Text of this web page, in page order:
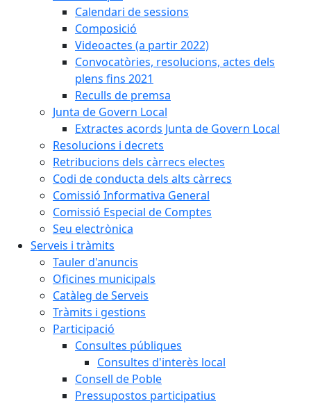
Calendari de sessions
Composició
Videoactes (a partir 2022)
Convocatòries, resolucions, actes dels
plens fins 2021
Reculls de premsa
Junta de Govern Local
Extractes acords Junta de Govern Local
Resolucions i decrets
Retribucions dels càrrecs electes
Codi de conducta dels alts càrrecs
Comissió Informativa General
Comissió Especial de Comptes
Seu electrònica
Serveis i tràmits
Tauler d'anuncis
Oficines municipals
Catàleg de Serveis
Tràmits i gestions
Participació
Consultes públiques
Consultes d'interès local
Consell de Poble
Pressupostos participatius